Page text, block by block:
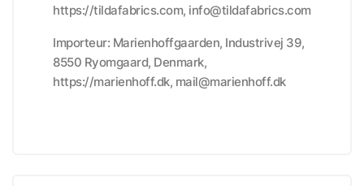
https://tildafabrics.com, info@tildafabrics.com
Importeur: Marienhoffgaarden, Industrivej 39,
8550 Ryomgaard, Denmark,
https://marienhoff.dk, mail@marienhoff.dk